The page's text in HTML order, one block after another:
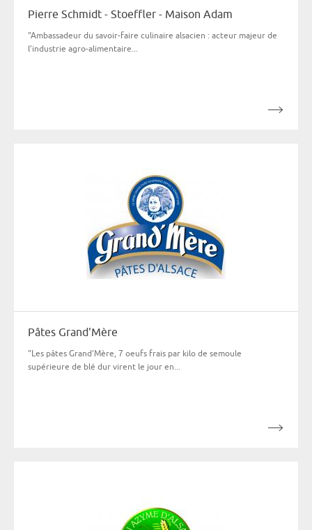
Pierre Schmidt - Stoeffler - Maison Adam
"Ambassadeur du savoir-faire culinaire alsacien : acteur majeur de
l’industrie agro-alimentaire...
Pâtes Grand'Mère
"Les pâtes Grand'Mère, 7 oeufs frais par kilo de semoule
supérieure de blé dur virent le jour en...